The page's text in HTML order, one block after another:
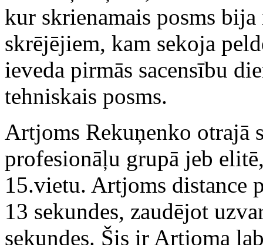
kur skrienamais posms
skrējējiem, kam sekoja
ieveda pirmās sacensību
tehniskais posms.
Artjoms Rekuņenko otrajā
profesionāļu grupā jeb
15.vietu. Artjoms distance
13 sekundes, zaudējot
sekundes. Šis ir Artjoma